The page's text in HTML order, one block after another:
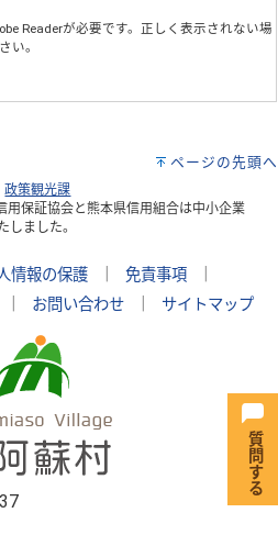
Readerが必要です。正しく表示されない場
い。
ページの先頭へ
政策観光課
用保証協会と熊本県信用組合は中小企業
しました。
情報の保護 免責事項
お問い合わせ サイトマップ